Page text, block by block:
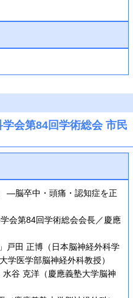
会第84回学術総会 市民
―脳卒中・頭痛・認知症を正
会第84回学術総会会長／慶應
戸田 正博（日本脳神経外科学
学医学部脳神経外科教授）
谷 克洋（慶應義塾大学脳神